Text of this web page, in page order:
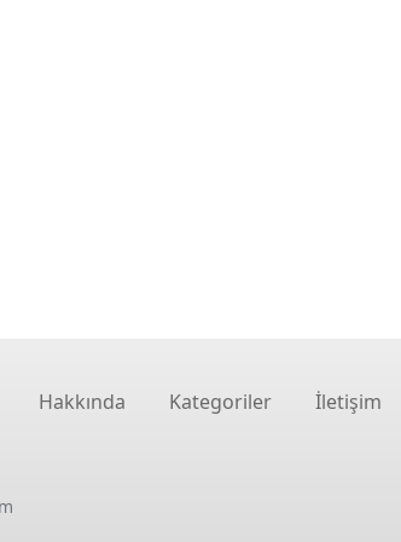
Hakkında Kategoriler İletişim